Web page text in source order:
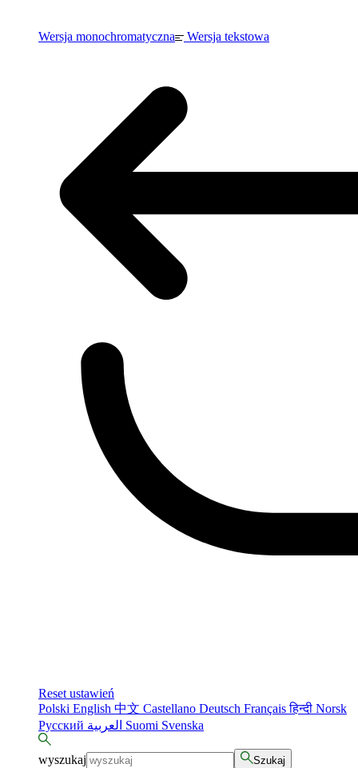
Wersja monochromatyczna Wersja tekstowa
Reset ustawień
Polski English 中文 Castellano Deutsch Françaisहिन्दी Norsk
Русский
Suomi Svenska
wyszukaj Szukaj